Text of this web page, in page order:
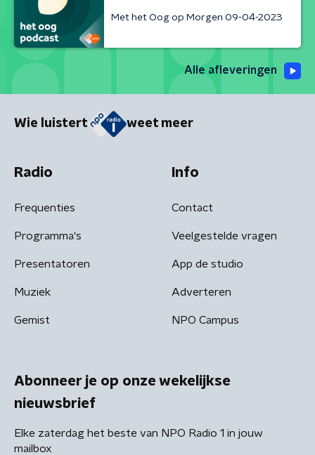
Met het Oog op Morgen 09-04-2023
Alle afleveringen
Wie luistert weet meer
Radio
Frequenties
Programma's
Presentatoren
Muziek
Gemist
Info
Contact
Veelgestelde vragen
App de studio
Adverteren
NPO Campus
Abonneer je op onze wekelijkse
nieuwsbrief
Elke zaterdag het beste van NPO Radio 1 in jouw
mailbox